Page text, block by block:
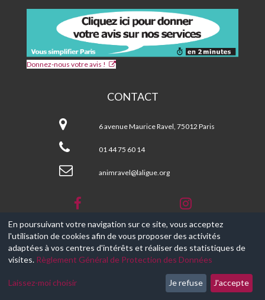
Donnez-nous votre avis !
CONTACT
Centre
Social
MAURICE
6 avenue Maurice Ravel, 75012 Paris
01 44 75 60 14
animravel@laligue.org
© 2017-2026, Ce site est propulsé par Aniapps.fr
CGV
En poursuivant votre navigation sur ce site, vous acceptez
l'utilisation de cookies afin de vous proposer des activités
adaptées à vos centres d'intérêts et réaliser des statistiques de
visites. Règlement Général de Protection des Données
Laissez-moi choisir Je refuse J'accepte